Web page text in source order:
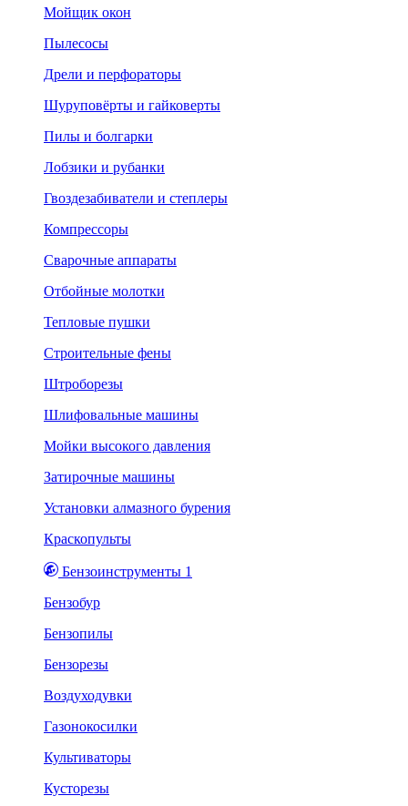
Мойщик окон
Пылесосы
Дрели и перфораторы
Шуруповёрты и гайковерты
Пилы и болгарки
Лобзики и рубанки
Гвоздезабиватели и степлеры
Компрессоры
Сварочные аппараты
Отбойные молотки
Тепловые пушки
Строительные фены
Штроборезы
Шлифовальные машины
Мойки высокого давления
Затирочные машины
Установки алмазного бурения
Краскопульты
Бензоинструменты 1
Бензобур
Бензопилы
Бензорезы
Воздуходувки
Газонокосилки
Культиваторы
Кусторезы